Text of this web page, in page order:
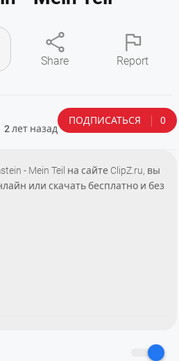

Share

Report
2 лет назад
ПОДПИСАТЬСЯ 0
- Mein Teil на сайте ClipZ.ru, вы
или скачать бесплатно и без
shoot in front of the Deutsche